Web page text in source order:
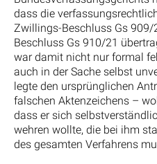
dass die
Zwillings-Beschluss Gs 909/
Beschluss Gs 910/21
war damit nicht nur formal
auch in der Sache selbst
legte den ursprünglichen
falschen Aktenzeichens –
dass er sich
wehren wollte, die bei ihm
des gesamten Verfahrens